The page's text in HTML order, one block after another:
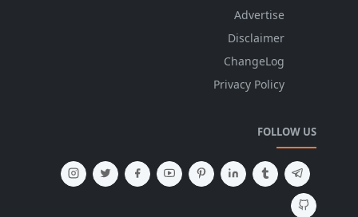
Advertise
Disclaimer
ChangeLog
Privacy Policy
FOLLOW US